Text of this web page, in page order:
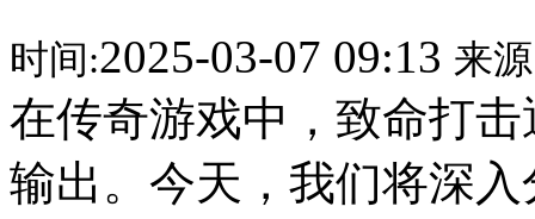
时间:2025-03-07 09:13 来
在传奇游戏中，致命打
输出。今天，我们将深